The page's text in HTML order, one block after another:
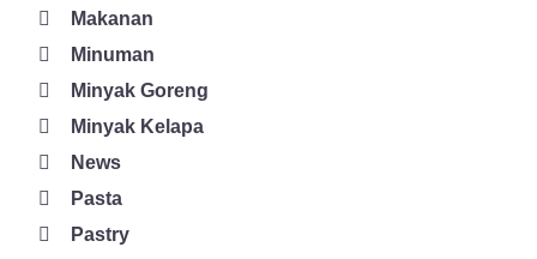
itu, penambahan enzim bisa meningkatkan tampilan luar, tekstur,
serta volume adonan. Enzim dapat digunakan untuk berbagai
makanan panggang. Salah satu perusahaan yang memproduksi
enzim untuk bahan makanan adalah Global Solusi Ingredia.
Perusahaan yang berbasis di Malaysia ini memproduksi enzim
laktase, papain, rennet, protease, chymosin, alpha
glucoamylase , dan masih banyak lagi. Cek website resmi GSI
Makanan
Minuman
Minyak Goreng
Minyak Kelapa
News
Pasta
Pastry